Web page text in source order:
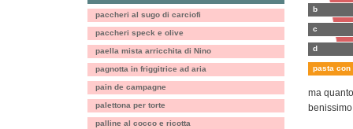
b
c
d
paccheri al sugo di carciofi
paccheri speck e olive
paella mista arricchita di Nino
pagnotta in friggitrice ad aria
pain de campagne
palettona per torte
palline al cocco e ricotta
pasta con
ma